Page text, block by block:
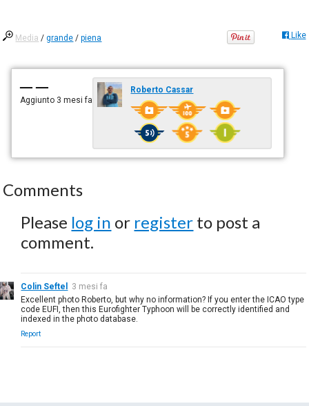
Media /grande /piena Like
— —
Aggiunto 3 mesi fa
Roberto Cassar
Comments
Please log in or register to post a
comment.
Colin Seftel
3 mesi fa
Excellent photo Roberto, but why no information? If you enter the ICAO type
code EUFI, then this Eurofighter Typhoon will be correctly identified and
indexed in the photo database.
Report